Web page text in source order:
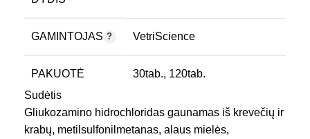
GAMINTOJAS VetriScience
PAKUOTĖ 30tab., 120tab.
PASKIRTIS
Kaulams raumenims
sąnariams
Sudėtis
Gliukozamino hidrochloridas gaunamas iš krevečių ir
krabų, metilsulfonilmetanas, alaus mielės,